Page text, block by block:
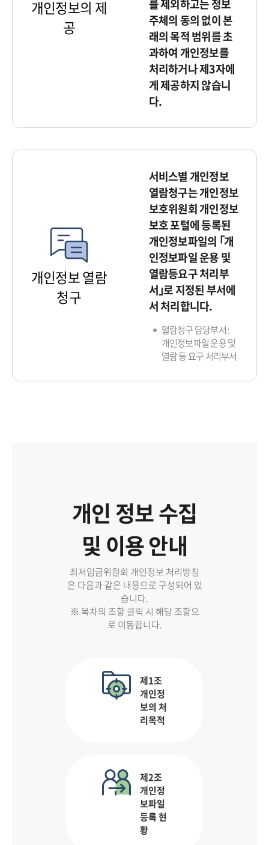
개인정보의 제
공
를 제외하고는 정보
주체의 동의 없이 본
래의 목적 범위를 초
과하여 개인정보를
처리하거나 제3자에
게 제공하지 않습니
다.
개인정보 열람
청구
서비스별 개인정보
열람청구는 개인정보
보호위원회 개인정보
보호 포털에 등록된
개인정보파일의 ｢개
인정보파일 운용 및
열람등요구 처리부
서｣로 지정된 부서에
서 처리합니다.
열람청구 담당부서 :
개인정보파일 운용 및
열람 등 요구 처리부서
개인 정보 수집
및 이용 안내
최저임금위원회 개인정보 처리방침
은 다음과 같은 내용으로 구성되어 있
습니다.
※ 목차의 조항 클릭 시 해당 조항으
로 이동합니다.
제1조
개인정
보의 처
리목적
제2조
개인정
보파일
등록 현
황